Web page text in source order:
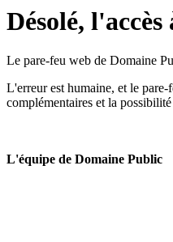
Désolé,
Le pare-feu web de Domaine
L'erreur est humaine, et le
complémentaires et la
L'équipe de Domaine Public